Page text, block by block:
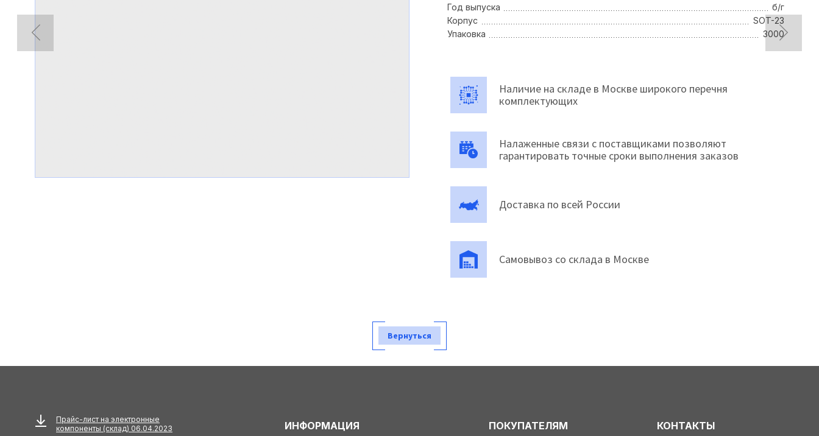
Год выпуска
б/г
Корпус
SOT-23
Упаковка
3000
Наличие на складе в Москве широкого перечня
комплектующих
Налаженные связи с поставщиками позволяют
гарантировать точные сроки выполнения заказов
Доставка по всей России
Самовывоз со склада в Москве
Вернуться
Прайс-лист на электронные
компоненты (склад) 06.04.2023
ИНФОРМАЦИЯ ПОКУПАТЕЛЯМ КОНТАКТЫ